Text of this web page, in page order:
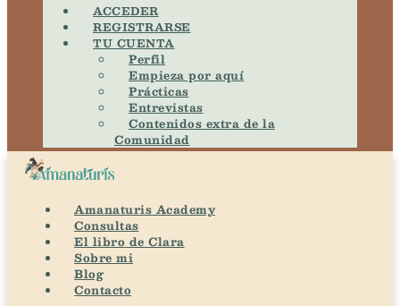
ACCEDER
REGISTRARSE
TU CUENTA
Perfil
Empieza por aquí
Prácticas
Entrevistas
Contenidos extra de la
Comunidad
Amanaturis Academy
Consultas
El libro de Clara
Sobre mi
Blog
Contacto